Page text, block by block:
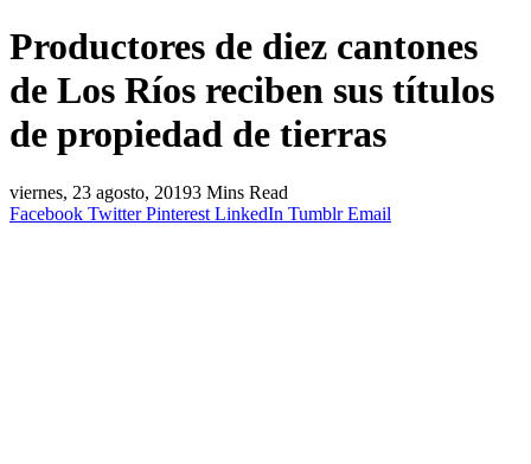
Productores de diez cantones
de Los Ríos reciben sus títulos
de propiedad de tierras
viernes, 23 agosto, 20193 Mins Read
Facebook Twitter Pinterest LinkedIn Tumblr Email